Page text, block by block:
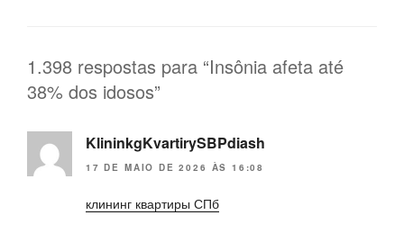
1.398 respostas para “Insônia afeta até
38% dos idosos”
KlininkgKvartirySBPdiash
17 DE MAIO DE 2026 ÀS 16:08
клининг квартиры СПб